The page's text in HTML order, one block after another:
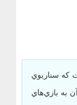
كه سناريوي
به بازي‌هاي